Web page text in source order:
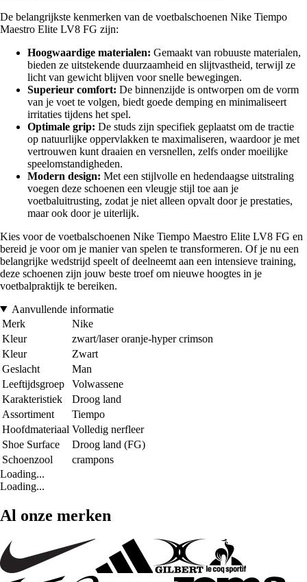
De belangrijkste kenmerken van de voetbalschoenen Nike Tiempo
Maestro Elite LV8 FG zijn:
Hoogwaardige materialen: Gemaakt van robuuste materialen,
bieden ze uitstekende duurzaamheid en slijtvastheid, terwijl ze
licht van gewicht blijven voor snelle bewegingen.
Superieur comfort: De binnenzijde is ontworpen om de vorm
van je voet te volgen, biedt goede demping en minimaliseert
irritaties tijdens het spel.
Optimale grip: De studs zijn specifiek geplaatst om de tractie
op natuurlijke oppervlakken te maximaliseren, waardoor je met
vertrouwen kunt draaien en versnellen, zelfs onder moeilijke
speelomstandigheden.
Modern design: Met een stijlvolle en hedendaagse uitstraling
voegen deze schoenen een vleugje stijl toe aan je
voetbaluitrusting, zodat je niet alleen opvalt door je prestaties,
maar ook door je uiterlijk.
Kies voor de voetbalschoenen Nike Tiempo Maestro Elite LV8 FG en
bereid je voor om je manier van spelen te transformeren. Of je nu een
belangrijke wedstrijd speelt of deelneemt aan een intensieve training,
deze schoenen zijn jouw beste troef om nieuwe hoogtes in je
voetbalpraktijk te bereiken.
Aanvullende informatie
Merk
Nike
Kleur
zwart/laser oranje-hyper crimson
Kleur
Zwart
Geslacht
Man
Leeftijdsgroep
Volwassene
Karakteristiek
Droog land
Assortiment
Tiempo
Hoofdmateriaal Volledig nerfleer
Shoe Surface
Droog land (FG)
Schoenzool
crampons
Loading...
Loading...
Al onze merken